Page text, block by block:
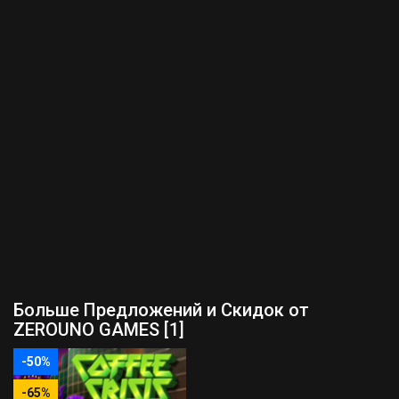
Больше Предложений и Скидок от
ZEROUNO GAMES [1]
-50%
-65%